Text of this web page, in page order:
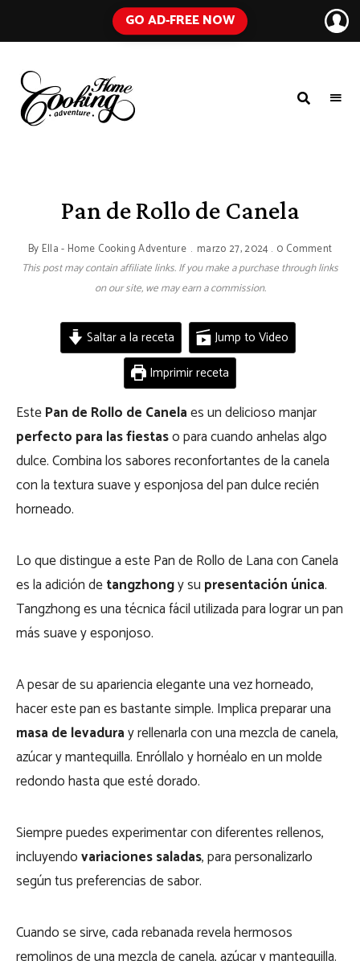
GO AD-FREE NOW
IngredientsPan de Rollo de Canela
By Ella - Home Cooking Adventure marzo 27, 2024 0 Comment
This post may contain affiliate links. If you make a purchase through links
on our site, we may earn a commission.
Saltar a la receta
Jump to Video
Imprimir receta
EstePan de Rollo de Canelaes un delicioso manjar
perfecto para las fiestaso para cuando anhelas algo
dulce. Combina los sabores reconfortantes de la canela
con la textura suave y esponjosa del pan dulce recién
horneado.
Lo que distingue a este Pan de Rollo de Lana con Canela
es la adición detangzhongy su presentación única.
Tangzhong es una técnica fácil utilizada para lograr un pan
más suave y esponjoso.
A pesar de su apariencia elegante una vez horneado,
hacer este pan es bastante simple. Implica preparar una
masa de levaduray rellenarla con una mezcla de canela,
azúcar y mantequilla. Enróllalo y hornéalo en un molde
redondo hasta que esté dorado.
Siempre puedes experimentar con diferentes rellenos,
incluyendovariaciones saladas, para personalizarlo
según tus preferencias de sabor.
Cuando se sirve, cada rebanada revela hermosos